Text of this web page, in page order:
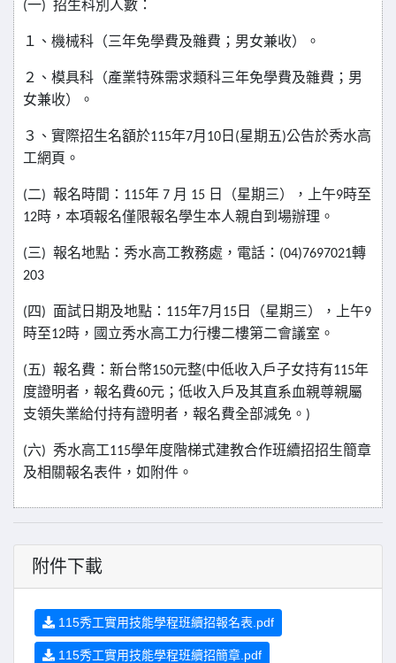
(一) 招生科別人數：
１、機械科（三年免學費及雜費；男女兼收）。
２、模具科（產業特殊需求類科三年免學費及雜費；男
女兼收）。
３、實際招生名額於115年7月 10 日 (星期五)公告於秀水高
工網頁。
(二) 報名時間： 115年 7 月 15 日（星期三），上午9時至
12時，本項報名僅限報名學生本人親自到場辦理。
(三) 報名地點：秀水高工教務處，電話： (04)7697021轉
203
(四) 面試日期及地點： 115年7月 15 日（星期三），上午9
時至12時，國立秀水高工力行樓二樓第二會議室。
(五) 報名費：新台幣150元整(中低收入戶子女持有115年
度證明者，報名費60元；低收入戶及其直系血親尊親屬
支領失業給付持有證明者，報名費全部減免。 )
(六) 秀水高工115學年度階梯式建教合作班續招招生簡章
及相關報名表件，如附件。
附件下載
115秀工實用技能學程班續招報名表.pdf
115秀工實用技能學程班續招簡章.pdf